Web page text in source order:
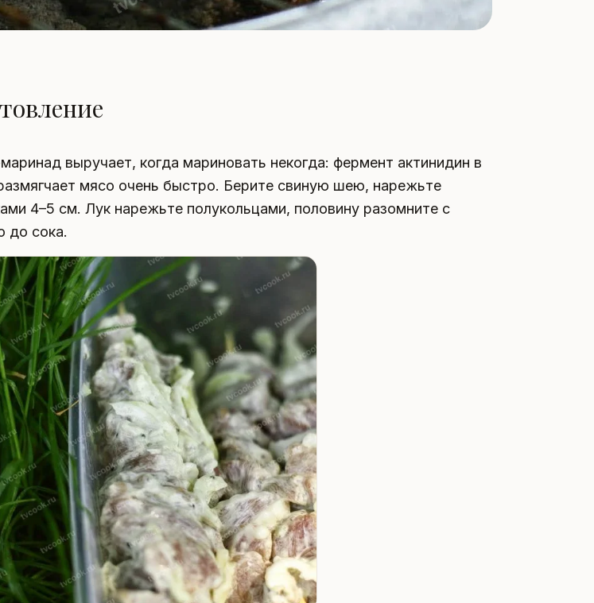
выручает, когда мариновать некогда: фермент актинидин в
мясо очень быстро. Берите свиную шею, нарежьте
4–5 см. Лук нарежьте полукольцами, половину разомните с
до сока.